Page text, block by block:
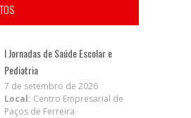
I Jornadas de Saúde Escolar e
Pediatria
7 de setembro de 2026
Local: Centro Empresarial de
Paços de Ferreira